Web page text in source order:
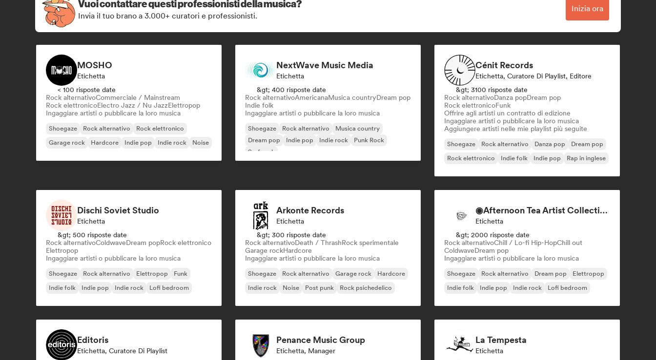
Vuoi contattare questi professionisti della musica?
Invia il tuo brano a 3.000+ curatori e professionisti.
Inizia ora
MOSHO
Etichetta
< 100 risposte date
Rock alternativoCommerciale / Mainstream
Rock elettronicoElectro Jazz / Nu JazzElettropop
Ingaggiare artisti o pubblicare la loro musica
Shoegaze Rock alternativo
Rock elettronico
Garage rock
Hardcore Indie pop Indie rock Noise
NextWave Music Media
Etichetta
&gt; 400 risposte date
Rock alternativoAmericanaMusica countryDream pop
Indie folk
Ingaggiare artisti o pubblicare la loro musica
Shoegaze Rock alternativo
Musica country
Dream pop
Indie pop Indie rock
Punk Rock
Surf rock
Cénit Records
Etichetta, Curatore Di Playlist, Editore
&gt; 3100 risposte date
Rock alternativoDanza popDream pop
Rock elettronicoFunk
Offrire agli artisti un contratto di edizione
Ingaggiare artisti o pubblicare la loro musica
Aggiungere artisti nelle mie playlist più seguite
Shoegaze Rock alternativo Danza pop
Dream pop
Rock elettronico
Indie folk Indie pop Rap in inglese
Dischi Soviet Studio
Etichetta
&gt; 500 risposte date
Rock alternativoColdwaveDream popRock elettronico
Elettropop
Ingaggiare artisti o pubblicare la loro musica
Shoegaze Rock alternativo Elettropop
Funk
Indie folk
Indie pop Indie rock Lofi bedroom
Arkonte Records
Etichetta
&gt; 300 risposte date
Rock alternativoDeath / ThrashRock sperimentale
Garage rockHardcore
Ingaggiare artisti o pubblicare la loro musica
Shoegaze Rock alternativo Garage rock
Hardcore
Indie rock
Noise Post punk Rock psichedelico
◉Afternoon Tea Artist Collective + Record Label◉
Etichetta
&gt; 2000 risposte date
Rock alternativoChill / Lo-fi Hip-HopChill out
ColdwaveDream pop
Ingaggiare artisti o pubblicare la loro musica
Shoegaze Rock alternativo Dream pop
Elettropop
Indie folk
Indie pop Indie rock Lofi bedroom
Editoris
Etichetta, Curatore Di Playlist
Penance Music Group
Etichetta, Manager
La Tempesta
Etichetta